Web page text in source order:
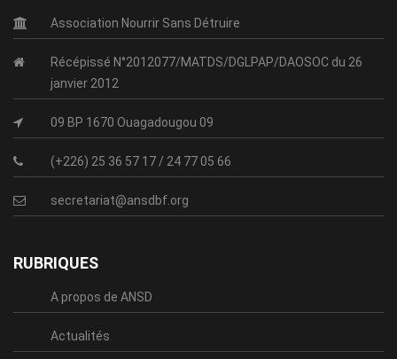
Association Nourrir Sans Détruire
Récépissé N°2012077/MATDS/DGLPAP/DAOSOC du 26
janvier 2012
09 BP 1670 Ouagadougou 09
(+226) 25 36 57 17 / 24 77 05 66
secretariat@ansdbf.org
RUBRIQUES
A propos de ANSD
Actualités